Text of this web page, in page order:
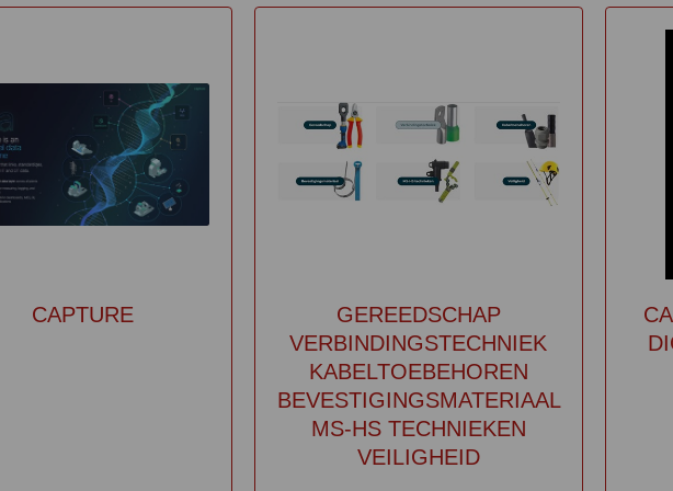
CAPTURE
GEREEDSCHAP
VERBINDINGSTECHNIEK
KABELTOEBEHOREN
BEVESTIGINGSMATERIAAL
MS-HS TECHNIEKEN
VEILIGHEID